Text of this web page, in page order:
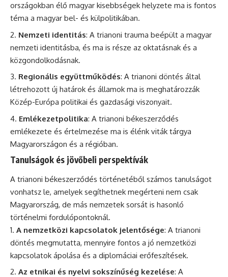
országokban élő magyar kisebbségek helyzete ma is fontos
téma a magyar bel- és külpolitikában.
Nemzeti identitás: A trianoni trauma beépült a magyar
nemzeti identitásba, és ma is része az oktatásnak és a
közgondolkodásnak.
Regionális együttműködés: A trianoni döntés által
létrehozott új határok és államok ma is meghatározzák
Közép-Európa politikai és gazdasági viszonyait.
Emlékezetpolitika: A trianoni békeszerződés
emlékezete és értelmezése ma is élénk viták tárgya
Magyarországon és a régióban.
Tanulságok és jövőbeli perspektívák
A trianoni békeszerződés történetéből számos tanulságot
vonhatsz le, amelyek segíthetnek megérteni nem csak
Magyarország, de más nemzetek sorsát is hasonló
történelmi fordulópontoknál.
A nemzetközi kapcsolatok jelentősége: A trianoni
döntés megmutatta, mennyire fontos a jó nemzetközi
kapcsolatok ápolása és a diplomáciai erőfeszítések.
Az etnikai és nyelvi sokszínűség kezelése: A